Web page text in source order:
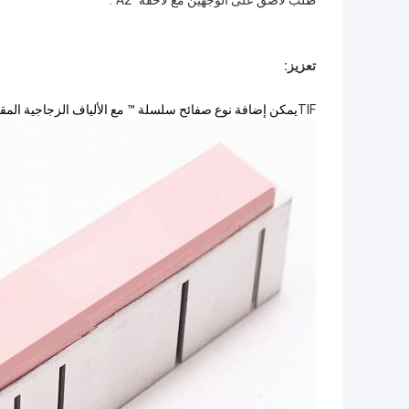
تعزيز:
TIFيمكن إضافة نوع صفائح سلسلة ™ مع الألياف الزجاجية